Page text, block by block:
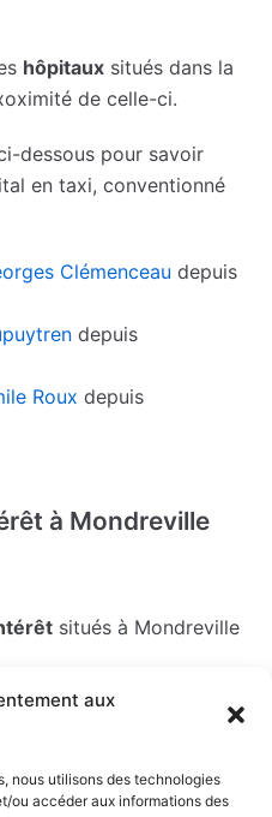
aux
nous utilisons des technologies
ou accéder aux informations des
hôpitaux situés dans la
de celle-ci.
dessous pour savoir
en taxi, conventionné
Clémenceau depuis
depuis
Roux depuis
à Mondreville
situés à Mondreville
bien
Si vous cliquez
vous en saurez plus
la proximité des